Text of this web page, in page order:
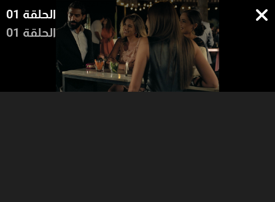
الحلقة 01
الحلقة 01